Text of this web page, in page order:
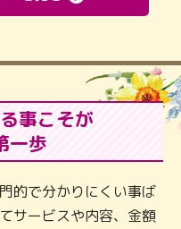
事こそが
一歩
的で分かりにくい事ば
サービスや内容、金額